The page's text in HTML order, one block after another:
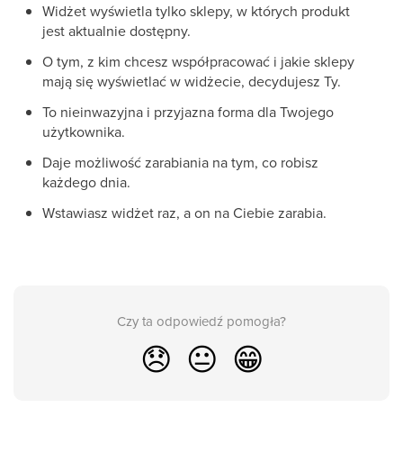
Widżet wyświetla tylko sklepy, w których produkt
jest aktualnie dostępny.
O tym, z kim chcesz współpracować i jakie sklepy
mają się wyświetlać w widżecie, decydujesz Ty.
To nieinwazyjna i przyjazna forma dla Twojego
użytkownika.
Daje możliwość zarabiania na tym, co robisz
każdego dnia.
Wstawiasz widżet raz, a on na Ciebie zarabia.
Czy ta odpowiedź pomogła?
😞 😐 😁